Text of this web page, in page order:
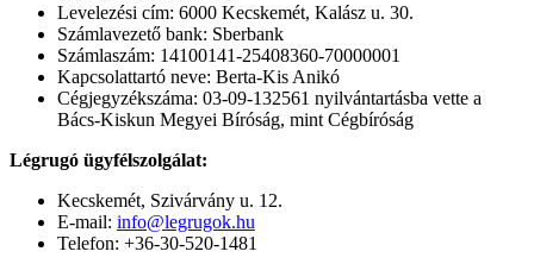
Levelezési cím: 6000 Kecskemét, Kalász u. 30.
Számlavezető bank: Sberbank
Számlaszám: 14100141-25408360-70000001
Kapcsolattartó neve: Berta-Kis Anikó
Cégjegyzékszáma: 03-09-132561 nyilvántartásba vette a
Bács-Kiskun Megyei Bíróság, mint Cégbíróság
Légrugó ügyfélszolgálat:
Kecskemét, Szivárvány u. 12.
E-mail: info@legrugok.hu
Telefon: +36-30-520-1481